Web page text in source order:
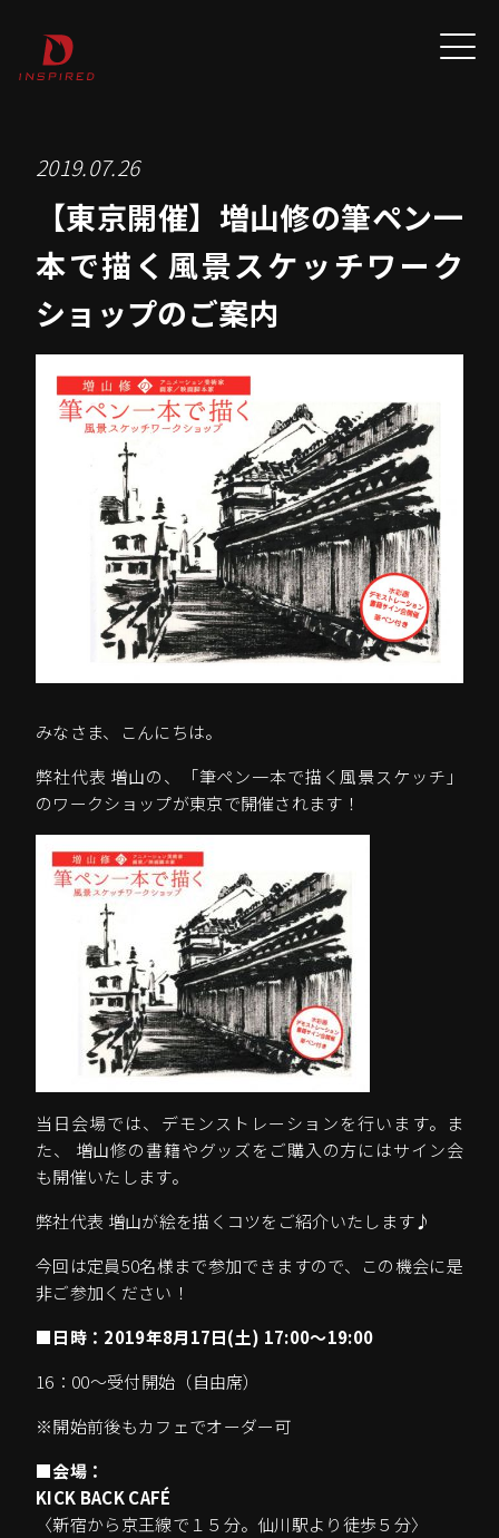
2019.07.26
【東京開催】増山修の筆ペン一
本で描く風景スケッチワーク
ショップのご案内
みなさま、こんにちは。
弊社代表 増山の、「筆ペン一本で描く風景スケッチ」
のワークショップが東京で開催されます！
当日会場では、デモンストレーションを行います。ま
た、 増山修の書籍やグッズをご購入の方にはサイン会
も開催いたします。
弊社代表 増山が絵を描くコツをご紹介いたします♪
今回は定員50名様まで参加できますので、この機会に是
非ご参加ください！
■日時：2019年8月17日(土) 17:00～19:00
16：00～受付開始（自由席）
※開始前後もカフェでオーダー可
■会場：
KICK BACK CAFÉ
〈新宿から京王線で１５分。仙川駅より徒歩５分〉